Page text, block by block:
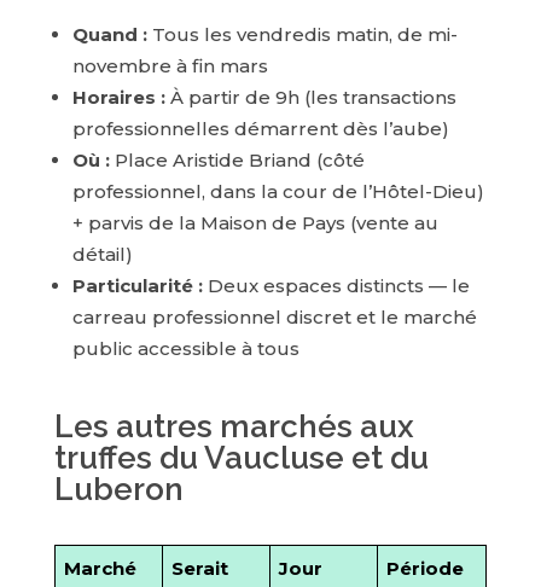
Quand :Tous les vendredis matin, de mi-
novembre à fin mars
Horaires :À partir de 9h (les transactions
professionnelles démarrent dès l’aube)
Où :Place Aristide Briand (côté
professionnel, dans la cour de l’Hôtel-Dieu)
+ parvis de la Maison de Pays (vente au
détail)
Particularité :Deux espaces distincts — le
carreau professionnel discret et le marché
public accessible à tous
Les autres marchés aux
truffes du Vaucluse et du
Luberon
Marché Serait Jour Période